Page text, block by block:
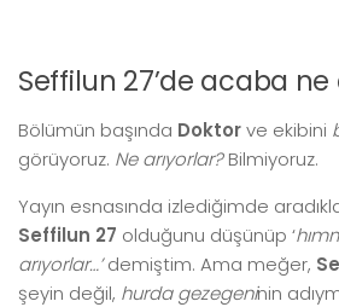
Seffilun 27’de acaba ne
Bölümün başında Doktorve ekibini
görüyoruz. Ne arıyorlar?Bilmiyoruz.
Yayın esnasında izlediğimde
Seffilun 27 olduğunu düşünüp ‘
arıyorlar…’demiştim. Ama meğer,
şeyin değil, hurda gezegeninin